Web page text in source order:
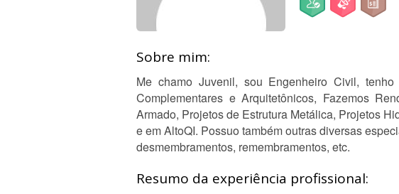
Sobre mim:
Me chamo Juvenil, sou Engenheiro Civil,
Complementares e Arquitetônicos, Fazemos
Armado, Projetos de Estrutura Metálica, Projetos
e em AltoQI. Possuo também outras diversas
desmembramentos, remembramentos, etc.
Resumo da experiência profissional: